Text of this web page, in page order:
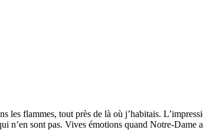
flammes, tout près de là où j’habitais.
n’en sont pas. Vives émotions quand Notre-Dame